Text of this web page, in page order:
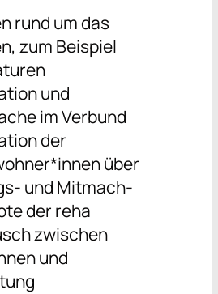
rund um das
zum Beispiel
und
im Verbund
der
über
und Mitmach-
der reha
zwischen
und